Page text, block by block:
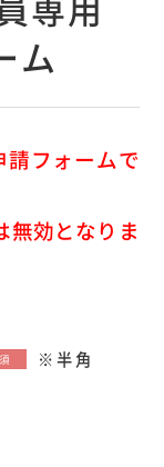
ム
フォームで
無効となりま
※半角